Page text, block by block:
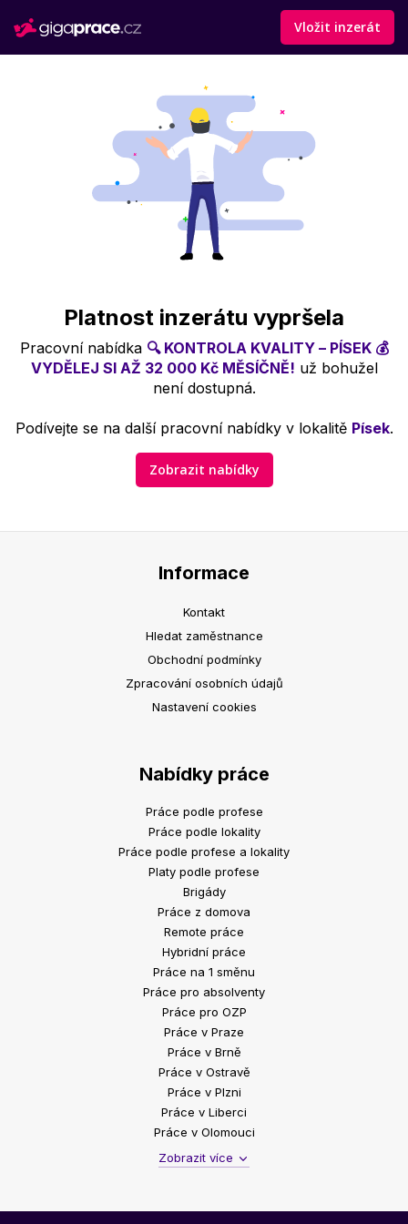
Vložit inzerát
Platnost inzerátu vypršela
Pracovní nabídka 🔍 KONTROLA KVALITY – PÍSEK 💰
VYDĚLEJ SI AŽ 32 000 Kč MĚSÍČNĚ! už bohužel
není dostupná.
Podívejte se na další pracovní nabídky v lokalitě Písek.
Zobrazit nabídky
Informace
Kontakt
Hledat zaměstnance
Obchodní podmínky
Zpracování osobních údajů
Nastavení cookies
Nabídky práce
Práce podle profese
Práce podle lokality
Práce podle profese a lokality
Platy podle profese
Brigády
Práce z domova
Remote práce
Hybridní práce
Práce na 1 směnu
Práce pro absolventy
Práce pro OZP
Práce v Praze
Práce v Brně
Práce v Ostravě
Práce v Plzni
Práce v Liberci
Práce v Olomouci
Zobrazit více